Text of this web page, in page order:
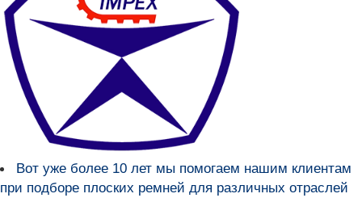
Вот уже более 10 лет мы помогаем нашим клиентам
при подборе плоских ремней для различных отраслей